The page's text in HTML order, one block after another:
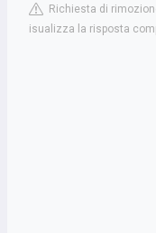
Richiesta di
isualizza la risposta